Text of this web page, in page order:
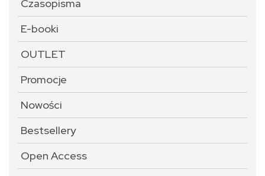
Czasopisma
E-booki
OUTLET
Promocje
Nowości
Bestsellery
Open Access